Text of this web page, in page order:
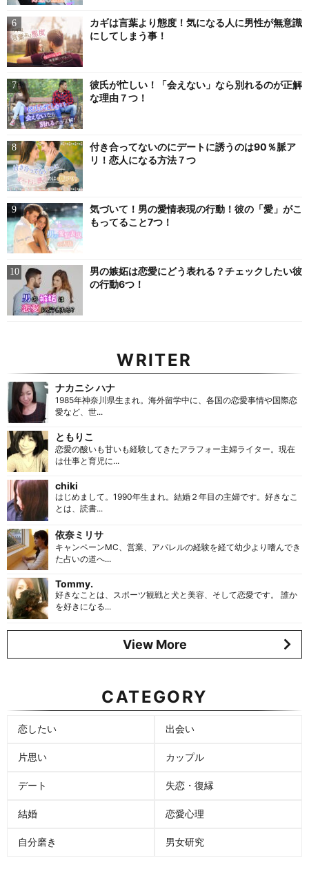
カギは言葉より態度！気になる人に男性が無意識
にしてしまう事！
彼氏が忙しい！「会えない」なら別れるのが正解
な理由７つ！
付き合ってないのにデートに誘うのは90％脈ア
リ！恋人になる方法７つ
気づいて！男の愛情表現の行動！彼の「愛」がこ
もってること7つ！
男の嫉妬は恋愛にどう表れる？チェックしたい彼
の行動6つ！
WRITER
ナカニシ ハナ
1985年神奈川県生まれ。海外留学中に、各国の恋愛事情や国際恋
愛など、世...
ともりこ
恋愛の酸いも甘いも経験してきたアラフォー主婦ライター。現在
は仕事と育児に...
chiki
はじめまして。1990年生まれ。結婚２年目の主婦です。好きなこ
とは、読書...
依奈ミリサ
キャンペーンMC、営業、アパレルの経験を経て幼少より嗜んでき
た占いの道へ...
Tommy.
好きなことは、スポーツ観戦と犬と美容、そして恋愛です。 誰か
を好きになる...
View More
CATEGORY
恋したい 出会い
片思い カップル
デート 失恋・復縁
結婚 恋愛心理
自分磨き 男女研究